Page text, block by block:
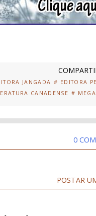
JANGADA # EDITORA
CANADENSE #
0
POSTAR